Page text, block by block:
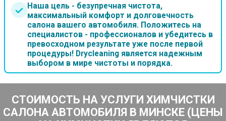
Наша цель - безупречная чистота,
максимальный комфорт и долговечность
салона вашего автомобиля. Положитесь на
специалистов - профессионалов и убедитесь в
превосходном результате уже после первой
процедуры! Drycleaning является надежным
выбором в мире чистоты и порядка.
СТОИМОСТЬ НА УСЛУГИ ХИМЧИСТКИ
САЛОНА АВТОМОБИЛЯ В МИНСКЕ (ЦЕНЫ